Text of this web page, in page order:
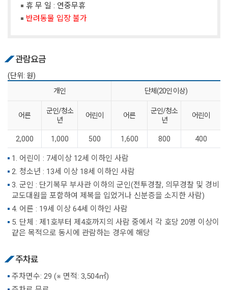
휴 무 일 : 연중무휴
반려동물 입장 불가
관람요금
(단위: 원)
개인
단체(20인 이상)
어른
군인/청소
년
어린이 어른
군인/청소
년
어린이
2,000 1,000 500 1,600 800 400
1. 어린이 : 7세이상 12세 이하인 사람
2. 청소년 : 13세 이상 18세 이하인 사람
3. 군인 : 단기복무 부사관 이하의 군인(전투경찰, 의무경찰 및 경비
교도대원을 포함하여 제복을 입었거나 신분증을 소지한 사람)
4. 어른 : 19세 이상 64세 이하인 사람
5. 단체 : 제1호부터 제4호까지의 사람 중에서 각 호당 20명 이상이
같은 목적으로 동시에 관람하는 경우에 해당
주차료
주차면수: 29 (※ 면적: 3,504㎡)